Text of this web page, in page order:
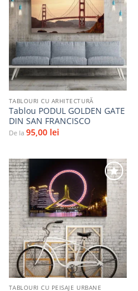
Adaugă
favorite
TABLOURI CU ARHITECTURĂ
Tablou PODUL GOLDEN GATE
DIN SAN FRANCISCO
De la 95,00 lei
Adaugă
la
favorite
TABLOURI CU PEISAJE URBANE